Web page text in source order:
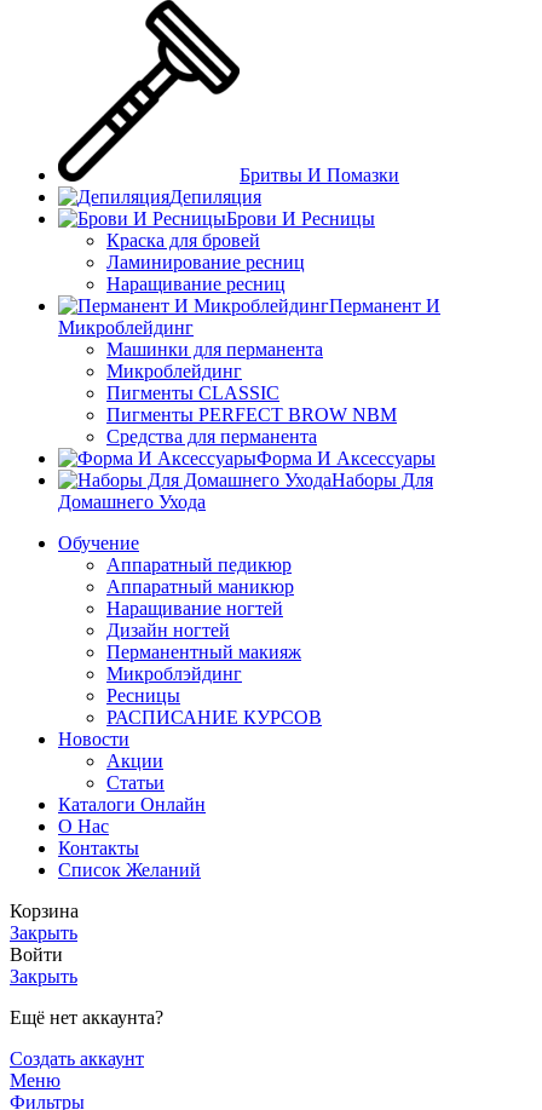
Бритвы И Помазки
Депиляция
Брови И Ресницы
Краска для бровей
Ламинирование ресниц
Наращивание ресниц
Перманент И
Микроблейдинг
Машинки для перманента
Микроблейдинг
Пигменты CLASSIC
Пигменты PERFECT BROW NBM
Средства для перманента
Форма И Аксессуары
Наборы Для
Домашнего Ухода
Обучение
Аппаратный педикюр
Аппаратный маникюр
Наращивание ногтей
Дизайн ногтей
Перманентный макияж
Микроблэйдинг
Ресницы
РАСПИСАНИЕ КУРСОВ
Новости
Акции
Статьи
Каталоги Онлайн
О Нас
Контакты
Список Желаний
Корзина
Закрыть
Войти
Закрыть
Ещё нет аккаунта?
Создать аккаунт
Меню
Фильтры